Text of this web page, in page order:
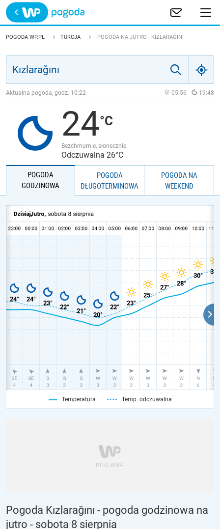
Trwa ładowanie
POLSKA
JAKOŚĆ POWIETRZA
POGODA WP.PL TURCJA POGODA NA JUTRO - KIZLARAĞINI
Aktualna pogoda, godz. 10:22 05:56 19:48
24
Bezchmurnie, słonecznie
Odczuwalna 26°C
POGODA
GODZINOWA
POGODA
DŁUGOTERMINOWA
POGODA NA
WEEKEND
Temperatura Temp. odczuwalna
Pogoda Kızlarağını - pogoda godzinowa na
jutro - sobota 8 sierpnia